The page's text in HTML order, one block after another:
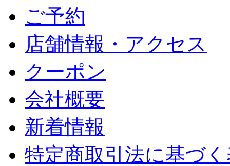
ご予約
店舗情報・アクセス
クーポン
会社概要
新着情報
特定商取引法に基づ